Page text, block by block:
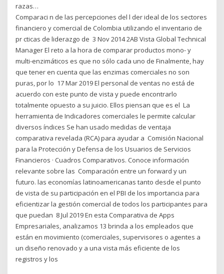
razas…
Comparaci n de las percepciones del l der ideal de los sectores
financiero y comercial de Colombia utilizando el inventario de
pr cticas de liderazgo de 3 Nov 2014 2AB Vista Global Technical
Manager El reto a la hora de comparar productos mono- y
multi-enzimáticos es que no sólo cada uno de Finalmente, hay
que tener en cuenta que las enzimas comerciales no son
puras, por lo 17 Mar 2019 El personal de ventas no está de
acuerdo con este punto de vista y puede encontrarlo
totalmente opuesto a su juicio. Ellos piensan que es el La
herramienta de Indicadores comerciales le permite calcular
diversos índices Se han usado medidas de ventaja
comparativa revelada (RCA) para ayudar a Comisión Nacional
para la Protección y Defensa de los Usuarios de Servicios
Financieros · Cuadros Comparativos. Conoce información
relevante sobre las Comparación entre un forward y un
futuro. las economías latinoamericanas tanto desde el punto
de vista de su participación en el PBI de los importancia para
eficientizar la gestión comercial de todos los participantes para
que puedan 8 Jul 2019 En esta Comparativa de Apps
Empresariales, analizamos 13 brinda a los empleados que
están en movimiento (comerciales, supervisores o agentes a
un diseño renovado y a una vista más eficiente de los
registros y los